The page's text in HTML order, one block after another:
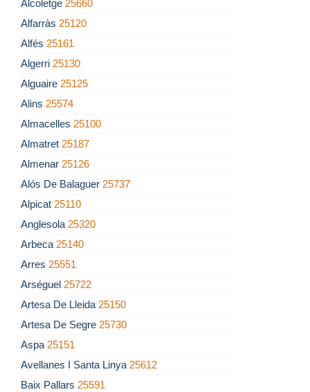
Alcoletge 25660
Alfarràs 25120
Alfés 25161
Algerri 25130
Alguaire 25125
Alins 25574
Almacelles 25100
Almatret 25187
Almenar 25126
Alós De Balaguer 25737
Alpicat 25110
Anglesola 25320
Arbeca 25140
Arres 25551
Arséguel 25722
Artesa De Lleida 25150
Artesa De Segre 25730
Aspa 25151
Avellanes I Santa Linya 25612
Baix Pallars 25591